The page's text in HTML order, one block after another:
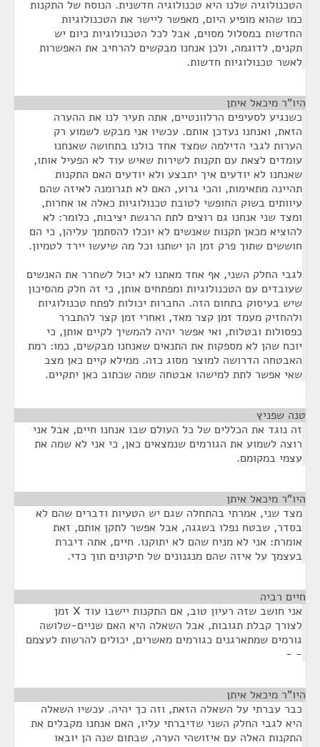
הטכנולוגיה שלנו היא טכנולוגיה חדשנית. הנוסח של התקנות
כמו שהוא מופיע היום, מאפשר ליישר את הטכנולוגיות
החדשות במסלול מסוים, אבל לכל הטכנולוגיות כיום יש
תקנים, לדוגמה, ולכן אנחנו מבקשים להרחיב את האפשרות
לאשר טכנולוגיות חדשות.
היו"ר מיכאל איתן
כשנגיע לסעיפים הרלוונטיים, אתה תעיר לנו את ההערה
הזאת, ואנחנו נעדכן אותם. עכשיו אני מבקש לשמוע רק
הערות לגבי הדילמה שמצד אחד כולנו בתחושה שאנחנו
עומדים לצאת עם תקנות לשירות שאיש עוד לא הפעיל אותו,
שאנחנו לא יודעים איך יתבצע ולא יודעים האם התקנות
תהיינה מתאימות, והכי גרוע, האם לא תגרומנה לאיזה שהם
עיוותים בשוק החופשי לטובת טכנולוגיות כאלה או אחרות,
ומצד שני אנחנו גם רוצים לתת הרגשת יציבות, כלומר: לא
להוציא מכאן תקנות שאנשים לא יוכלו להסתמך עליהן, כי הם
חוששים שתוך פרק זמן הן ישתנו וכל מה שיעשו יירד לטמיון.
לגבי החלק השני, אף אחד מאתנו לא יכול לשחרר את האנשים
שעובדים עם הטכנולוגיות ומפתחים אותן, כי זה חלק מהסיכון
שיש בעיסוק בתחום הזה. החברות יכולות לפתח טכנולוגיות
ולהחזיק מעמד זמן קצר מאד, ואחרי זמן קצר להתברר
כפסולות ובטלות, ואי אפשר יהיה להמשיך לקיים אותן, כי
יוכח שהן לא מספקות את התנאים שאנחנו מבקשים, כמו: רמת
האבטחה הדרושה למוצר מסוג כזה. ממילא קיים כאן מצב
שאי אפשר לתת למישהו אבטחה שמה שכתוב כאן יתקיים.
טנה שפניץ
זה נוגד את הכללים של כל העולם שבו אנחנו חיים, אבל אני
רוצה לשמוע את הגורמים שנמצאים כאן, כי אני לא שמה את
עצמי במקומם.
היו"ר מיכאל איתן
מצד שני, אמרתי בהתחלה שגם יש הטעיות ודברים שהם לא
בסדר, שבטח נפלו בשגגה, אבל אפשר לתקן אותם, זאת
אומרת: אני לא מניח שהם לא יתוקנו. חיים, אתה דיברת
בעצמך על איזה שהם מנגנונים של תיקונים תוך כדי.
חיים רביה
אני חושב שזה רעיון טוב, אם התקנות יישבו עוד X זמן
לצורך קבלת תגובות, אבל השאלה היא האם שניים-שלושה
גורמים שמתארגנים כגורמים מאשרים, יכולים להרשות לעצמם
- -
היו"ר מיכאל איתן
כבר עברתי על השאלה הזאת, וזה כך יהיה. עכשיו השאלה
היא לגבי החלק השני שדיברתי עליו, האם אנחנו מקבלים את
התקנות האלה עם איזושהי הערה, שבתום שנה הן יובאו